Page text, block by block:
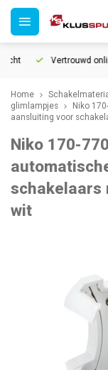
Vertrouwd
Home
glimlampjes
Niko
aansluiting voor
Niko 170-
schakelaars
wit